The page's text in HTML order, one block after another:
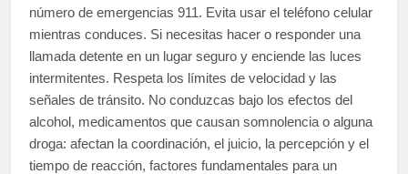
número de emergencias 911. Evita usar el teléfono celular
mientras conduces. Si necesitas hacer o responder una
llamada detente en un lugar seguro y enciende las luces
intermitentes. Respeta los límites de velocidad y las
señales de tránsito. No conduzcas bajo los efectos del
alcohol, medicamentos que causan somnolencia o alguna
droga: afectan la coordinación, el juicio, la percepción y el
tiempo de reacción, factores fundamentales para un